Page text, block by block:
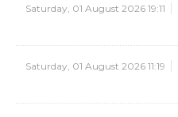
Saturday, 01 August 2026 19:11
Saturday, 01 August 2026 11:19